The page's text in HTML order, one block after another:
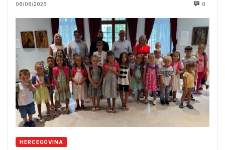
08/08/2026 0
HERCEGOVINA